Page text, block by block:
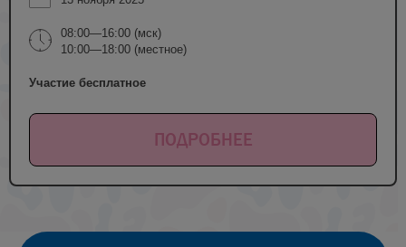
08:00—16:00 (мск)
10:00—18:00 (местное)
Участие бесплатное
ПОДРОБНЕЕ